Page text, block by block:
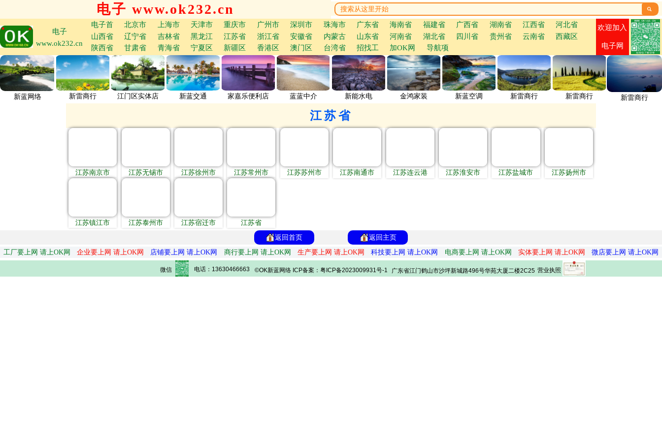
电子 www.ok232.cn 
电子
www.ok232.cn
电子首 北京市 上海市 天津市 重庆市 广州市 深圳市 珠海市 广东省 海南省 福建省 广西省 湖南省 江西省
河北省
山西省
辽宁省 吉林省 黑龙江 江苏省 浙江省 安徽省 内蒙古 山东省 河南省 湖北省 四川省 贵州省 云南省
西藏区
陕西省
甘肃省 青海省 宁夏区 新疆区 香港区 澳门区 台湾省 招找工 加OK网 导航项
欢迎加入
电子网
新蓝网络 新雷商行 江门区实体店 新蓝交通 家嘉乐便利店 蓝蓝中介 新能水电 金鸿家装 新蓝空调 新雷商行 新雷商行 新雷商行
江苏省
江苏南京市 江苏无锡市 江苏徐州市 江苏常州市 江苏苏州市 江苏南通市 江苏连云港 江苏淮安市 江苏盐城市 江苏扬州市
江苏镇江市 江苏泰州市 江苏宿迁市
江苏省
返回首页
返回主页
工厂要上网 请上OK网
企业要上网 请上OK网 店铺要上网 请上OK网 商行要上网 请上OK网 生产要上网 请上OK网 科技要上网 请上OK网 电商要上网 请上OK网 实体要上网 请上OK网 微店要上网 请上OK网
微信 电话：13630466663 ©OK新蓝网络 ICP备案：粤ICP备2023009931号-1 广东省江门鹤山市沙坪新城路496号华苑大厦二楼2C25 营业执照